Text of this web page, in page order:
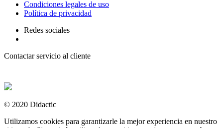
Condiciones legales de uso
Política de privacidad
Redes sociales
Contactar servicio al cliente
© 2020 Didactic
Utilizamos cookies para garantizarle la mejor experiencia en nuestro